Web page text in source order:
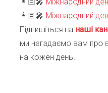
👩🏻‍🎤 Міжнародний
Підпишіться на наші
ми нагадаємо вам про
на кожен день.